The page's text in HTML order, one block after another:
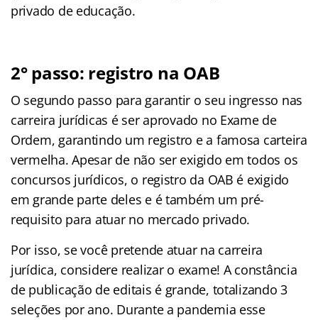
privado de educação.
2° passo: registro na OAB
O segundo passo para garantir o seu ingresso nas
carreira jurídicas é ser aprovado no Exame de
Ordem, garantindo um registro e a famosa carteira
vermelha. Apesar de não ser exigido em todos os
concursos jurídicos, o registro da OAB é exigido
em grande parte deles e é também um pré-
requisito para atuar no mercado privado.
Por isso, se você pretende atuar na carreira
jurídica, considere realizar o exame! A constância
de publicação de editais é grande, totalizando 3
seleções por ano. Durante a pandemia esse